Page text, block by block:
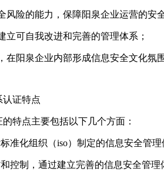
风险的能力，保障阳泉企业运营的安
立可自我改进和完善的管理体系；
在阳泉企业内部形成信息安全文化氛
认证特点
特点主要包括以下几个方面：
准化组织（iso）制定的信息安全管
控制，通过建立完善的信息安全管